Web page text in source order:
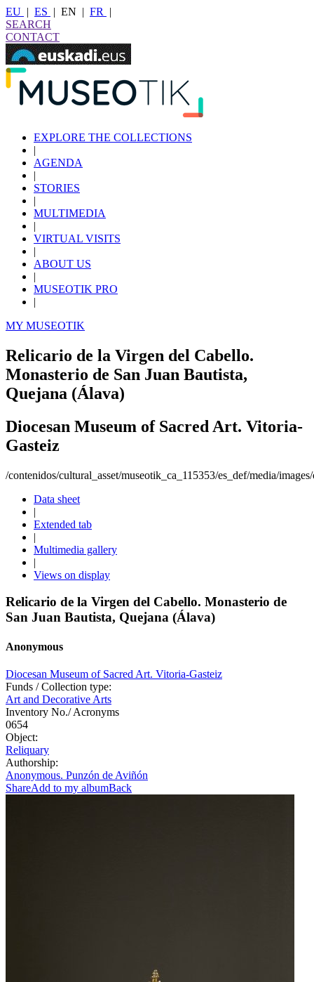
EU | ES | EN | FR
|
SEARCH
CONTACT
EXPLORE THE COLLECTIONS
|
AGENDA
|
STORIES
|
MULTIMEDIA
|
VIRTUAL VISITS
|
ABOUT US
|
MUSEOTIK PRO
|
MY MUSEOTIK
Relicario de la Virgen del Cabello.
Monasterio de San Juan Bautista,
Quejana (Álava)
Diocesan Museum of Sacred Art. Vitoria-
Gasteiz
/contenidos/cultural_asset/museotik_ca_115353/es_def/media/
Data sheet
|
Extended tab
|
Multimedia gallery
|
Views on display
Relicario de la Virgen del Cabello. Monasterio de
San Juan Bautista, Quejana (Álava)
Anonymous
Diocesan Museum of Sacred Art. Vitoria-Gasteiz
Funds / Collection type:
Art and Decorative Arts
Inventory No./ Acronyms
0654
Object:
Reliquary
Authorship:
Anonymous. Punzón de Aviñón
ShareAdd to my albumBack